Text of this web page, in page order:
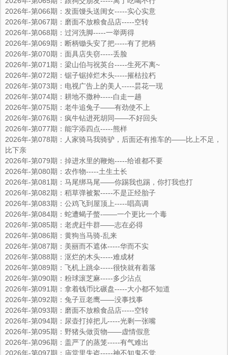
2026年-第066期：发面馒头送闺女-----实心实意
2026年-第067期：磨面不放粮食品店-----空转
2026年-第068期：过河洗脚-----一举两得
2026年-第069期：断柄锄头安了把-----有了把柄
2026年-第070期：面具店失窃-----丢脸
2026年-第071期：梁山伯与祝英台-----生死不离~
2026年-第072期：锯子锯掉烂木头-----摧枯拉朽
2026年-第073期：电视广告上的美人-----昙花一现
2026年-第074期：耕地不撒种-----白走一趟
2026年-第075期：老牛追兔子——有劲使不上
2026年-第076期：疯牛钻进死胡同――不好回头
2026年-第077期：能字添四点-----熊样
2026年-第078期：人家骑马我骑驴，后面还有推车的――比上不足，
比下亲
2026年-第079期：掉进水里的鞭炮-----给谁都不要
2026年-第080期：农作物-----土生土长
2026年-第081期：马尾绑马尾―—你踢我也踢，你打我也打
2026年-第082期：稻草弹被絮-----不是正经胎子
2026年-第083期：公鸡飞到屋顶上-----唱高调
2026年-第084期：蛇遭蝎子螫-——一个更比一个毒
2026年-第085期：老虎赶牛群――志在必得
2026年-第086期：黄狗当马骑-乱来
2026年-第087期：美丽而不遮体-----华而不实
2026年-第088期：沤烂的木头-----难成材
2026年-第089期：飞机上跳伞-----很快就有着落
2026年-第090期：粉球滚芝麻-----多少沾点
2026年-第091期：拿着钱币比碾盘-----大小都不知道
2026年-第092期：兔子豆老鹰——没事找事
2026年-第093期：磨面不放粮食品店-----空转
2026年-第094期：尿壶打掉把儿-----光剩一张嘴
2026年-第095期：野猪头做贡物——虚情假意
2026年-第096期：盖严了的蒸笼-----有气难出
2026年-第097期：庙堂里失盗-----神不知鬼不觉